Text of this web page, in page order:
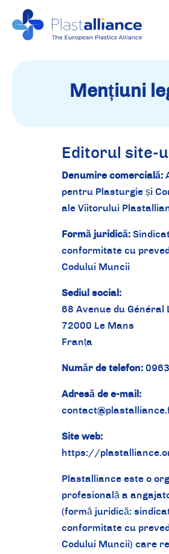
Mențiuni
Editorul site-
Denumire comercială:
pentru Plasturgie și
ale Viitorului
Formă juridică:
conformitate cu
Codului Muncii
Sediul social:
68 Avenue du Général
72000 Le Mans
Franța
Număr de telefon:
Adresă de e-mail:
Site web:
https://
Plastalliance este o
profesională a
(formă juridică:
conformitate cu
Codului Muncii) care